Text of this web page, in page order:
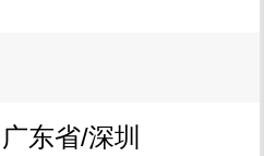
广东省/深圳